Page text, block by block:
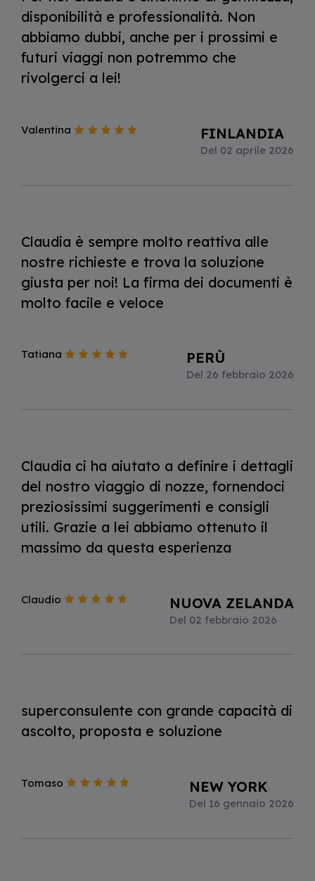
disponibilità e professionalità. Non
abbiamo dubbi, anche per i prossimi e
futuri viaggi non potremmo che
rivolgerci a lei!
Valentina FINLANDIA
Del 02 aprile 2026
Claudia è sempre molto reattiva alle
nostre richieste e trova la soluzione
giusta per noi! La firma dei documenti è
molto facile e veloce
Tatiana PERÙ
Del 26 febbraio 2026
Claudia ci ha aiutato a definire i dettagli
del nostro viaggio di nozze, fornendoci
preziosissimi suggerimenti e consigli
utili. Grazie a lei abbiamo ottenuto il
massimo da questa esperienza
Claudio NUOVA ZELANDA
Del 02 febbraio 2026
superconsulente con grande capacità di
ascolto, proposta e soluzione
Tomaso NEW YORK
Del 16 gennaio 2026